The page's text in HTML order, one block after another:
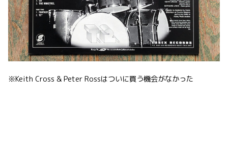
※Keith Cross & Peter Rossはついに買う機会がなかった